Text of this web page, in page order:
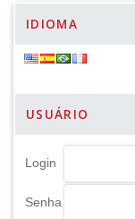
IDIOMA
USUÁRIO
Login
Senha